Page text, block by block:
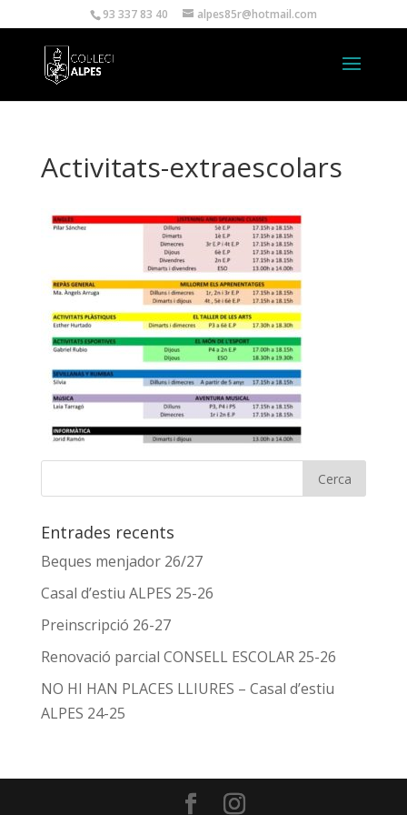
93 337 83 40 alpes85r@hotmail.com
Activitats-extraescolars
Entrades recents
Beques menjador 26/27
Casal d’estiu ALPES 25-26
Preinscripció 26-27
Renovació parcial CONSELL ESCOLAR 25-26
NO HI HAN PLACES LLIURES – Casal d’estiu
ALPES 24-25